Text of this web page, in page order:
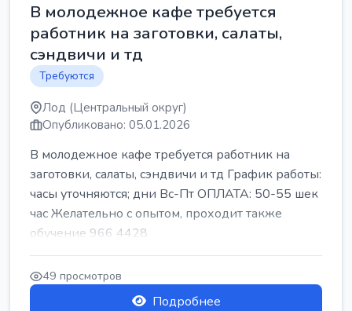
В молодежное кафе требуется
работник на заготовки, салаты,
сэндвичи и тд
Требуются
Лод (Центральный округ)
Опубликовано: 05.01.2026
В молодежное кафе требуется работник на
заготовки, салаты, сэндвичи и тд График работы:
часы уточняются; дни Вс-Пт ОПЛАТА: 50-55 шек
час Желательно с опытом, проходит также
обучение 966 4428
49 просмотров
Подробнее